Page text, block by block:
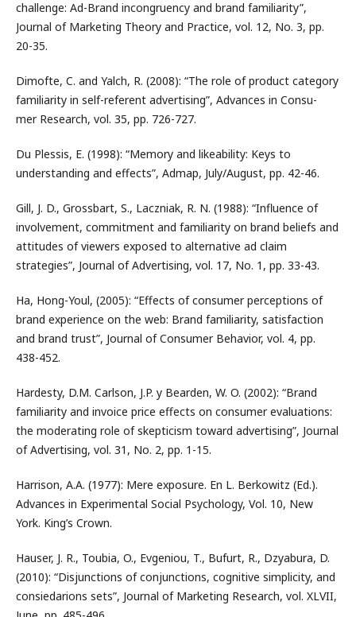
challenge: Ad-Brand incongruency and brand familiarity”,
Journal of Marketing Theory and Practice, vol. 12, No. 3, pp.
20-35.
Dimofte, C. and Yalch, R. (2008): “The role of product category
familiarity in self-referent advertising”, Advances in Consu-
mer Research, vol. 35, pp. 726-727.
Du Plessis, E. (1998): “Memory and likeability: Keys to
understanding and effects”, Admap, July/August, pp. 42-46.
Gill, J. D., Grossbart, S., Laczniak, R. N. (1988): “Influence of
involvement, commitment and familiarity on brand beliefs and
attitudes of viewers exposed to alternative ad claim
strategies”, Journal of Advertising, vol. 17, No. 1, pp. 33-43.
Ha, Hong-Youl, (2005): “Effects of consumer perceptions of
brand experience on the web: Brand familiarity, satisfaction
and brand trust”, Journal of Consumer Behavior, vol. 4, pp.
438-452.
Hardesty, D.M. Carlson, J.P. y Bearden, W. O. (2002): “Brand
familiarity and invoice price effects on consumer evaluations:
the moderating role of skepticism toward advertising”, Journal
of Advertising, vol. 31, No. 2, pp. 1-15.
Harrison, A.A. (1977): Mere exposure. En L. Berkowitz (Ed.).
Advances in Experimental Social Psychology, Vol. 10, New
York. King’s Crown.
Hauser, J. R., Toubia, O., Evgeniou, T., Bufurt, R., Dzyabura, D.
(2010): “Disjunctions of conjunctions, cognitive simplicity, and
consiedarions sets”, Journal of Marketing Research, vol. XLVII,